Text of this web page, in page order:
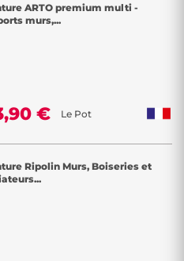
ARTO premium multi -
murs,...
€ Le Pot
Ripolin Murs, Boiseries et